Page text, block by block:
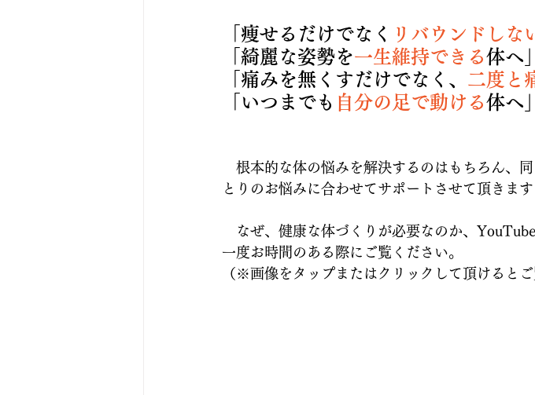
「痩せるだけでなく リバウンドしな
「綺麗な姿勢を一生維持できる体へ」
「痛みを無くすだけでなく、 二度と
「いつまでも 自分の足で動ける体へ」
根本的な体の悩みを解決するのはもちろん、
とりのお悩みに合わせてサポートさせて頂きます
なぜ、健康な体づくりが必要なのか、
一度お時間のある際にご覧ください。
（※画像をタップまたはクリックして頂けるとご